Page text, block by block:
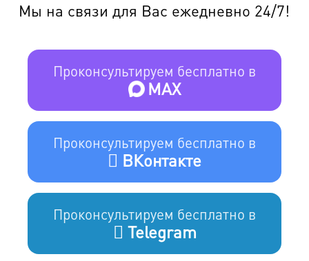
Мы на связи для Вас ежедневно 24/7!
Проконсультируем бесплатно в
MAX
Проконсультируем бесплатно в
ВКонтакте
Проконсультируем бесплатно в
Telegram